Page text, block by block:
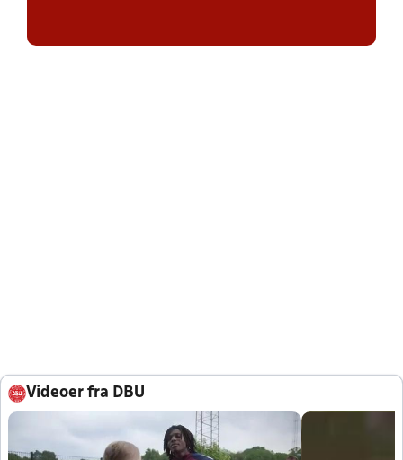
Videoer fra DBU